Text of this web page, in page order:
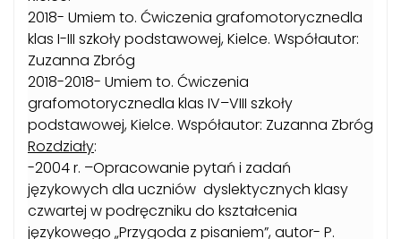
2018- Umiem to. Ćwiczenia grafomotorycznedla
klas I-III szkoły podstawowej, Kielce. Współautor:
Zuzanna Zbróg
2018-2018- Umiem to. Ćwiczenia
grafomotorycznedla klas IV–VIII szkoły
podstawowej, Kielce. Współautor: Zuzanna Zbróg
Rozdziały:
-2004 r. –Opracowanie pytań i zadań
językowych dla uczniów dyslektycznych klasy
czwartej w podręczniku do kształcenia
językowego „Przygoda z pisaniem”, autor- P.